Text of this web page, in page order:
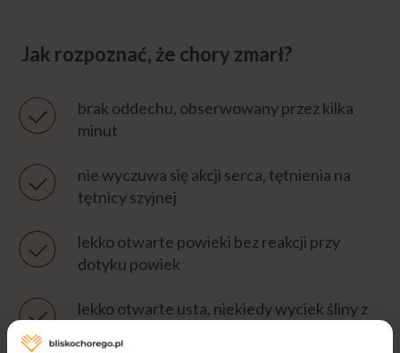
Jak rozpoznać, że chory zmarł?
brak oddechu, obserwowany przez kilka
minut
nie wyczuwa się akcji serca, tętnienia na
tętnicy szyjnej
lekko otwarte powieki bez reakcji przy
dotyku powiek
lekko otwarte usta, niekiedy wyciek śliny z